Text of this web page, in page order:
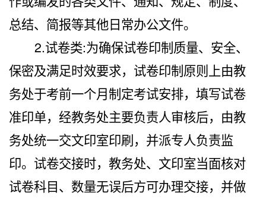
总结、简报等其他日常办公文件。
2.试卷类:为确保试卷印制质量、安全、
保密及满足时效要求，试卷印制原则上由教
务处于考前一个月制定考试安排，填写试卷
准印单，经教务处主要负责人审核后，由教
务处统一交文印室印刷，并派专人负责监
印。试卷交接时，教务处、文印室当面核对
试卷科目、数量无误后方可办理交接，并做